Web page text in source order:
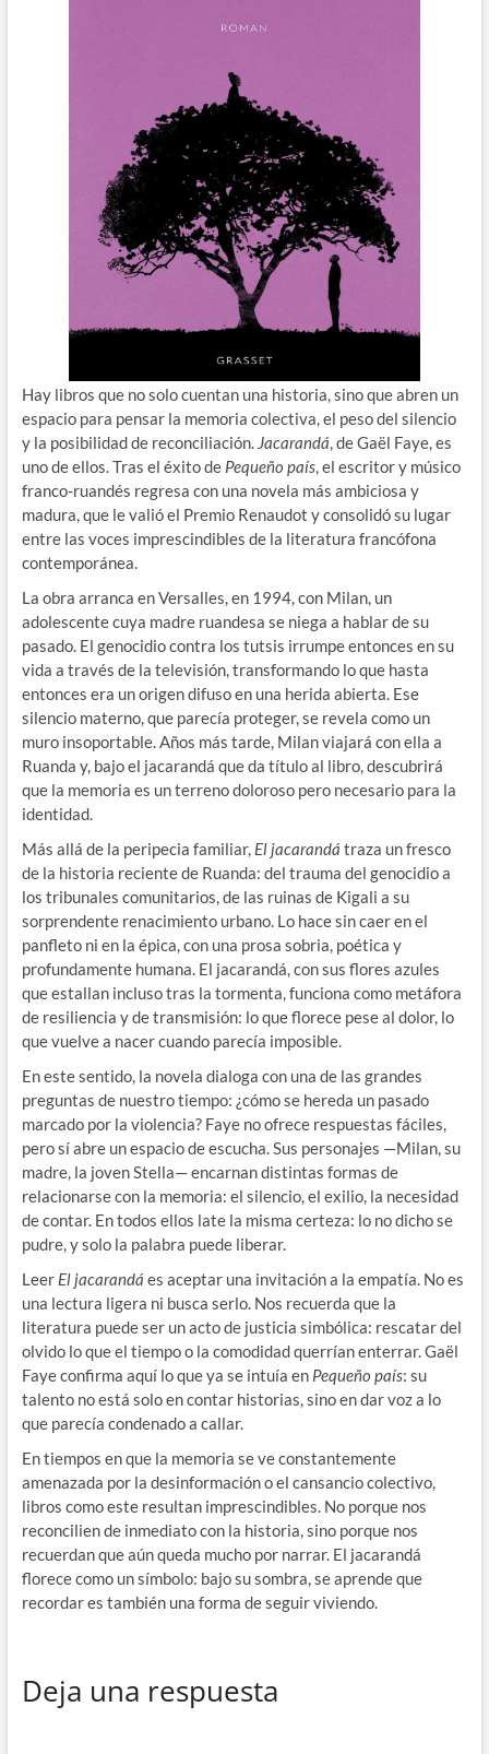
Hay libros que no solo cuentan una historia, sino que abren un
espacio para pensar la memoria colectiva, el peso del silencio
y la posibilidad de reconciliación. Jacarandá, de Gaël Faye, es
uno de ellos. Tras el éxito de Pequeño país, el escritor y músico
franco-ruandés regresa con una novela más ambiciosa y
madura, que le valió el Premio Renaudot y consolidó su lugar
entre las voces imprescindibles de la literatura francófona
contemporánea.
La obra arranca en Versalles, en 1994, con Milan, un
adolescente cuya madre ruandesa se niega a hablar de su
pasado. El genocidio contra los tutsis irrumpe entonces en su
vida a través de la televisión, transformando lo que hasta
entonces era un origen difuso en una herida abierta. Ese
silencio materno, que parecía proteger, se revela como un
muro insoportable. Años más tarde, Milan viajará con ella a
Ruanda y, bajo el jacarandá que da título al libro, descubrirá
que la memoria es un terreno doloroso pero necesario para la
identidad.
Más allá de la peripecia familiar, El jacarandá traza un fresco
de la historia reciente de Ruanda: del trauma del genocidio a
los tribunales comunitarios, de las ruinas de Kigali a su
sorprendente renacimiento urbano. Lo hace sin caer en el
panfleto ni en la épica, con una prosa sobria, poética y
profundamente humana. El jacarandá, con sus flores azules
que estallan incluso tras la tormenta, funciona como metáfora
de resiliencia y de transmisión: lo que florece pese al dolor, lo
que vuelve a nacer cuando parecía imposible.
En este sentido, la novela dialoga con una de las grandes
preguntas de nuestro tiempo: ¿cómo se hereda un pasado
marcado por la violencia? Faye no ofrece respuestas fáciles,
pero sí abre un espacio de escucha. Sus personajes —Milan, su
madre, la joven Stella— encarnan distintas formas de
relacionarse con la memoria: el silencio, el exilio, la necesidad
de contar. En todos ellos late la misma certeza: lo no dicho se
pudre, y solo la palabra puede liberar.
Leer El jacarandá es aceptar una invitación a la empatía. No es
una lectura ligera ni busca serlo. Nos recuerda que la
literatura puede ser un acto de justicia simbólica: rescatar del
olvido lo que el tiempo o la comodidad querrían enterrar. Gaël
Faye confirma aquí lo que ya se intuía en Pequeño país: su
talento no está solo en contar historias, sino en dar voz a lo
que parecía condenado a callar.
En tiempos en que la memoria se ve constantemente
amenazada por la desinformación o el cansancio colectivo,
libros como este resultan imprescindibles. No porque nos
reconcilien de inmediato con la historia, sino porque nos
recuerdan que aún queda mucho por narrar. El jacarandá
florece como un símbolo: bajo su sombra, se aprende que
recordar es también una forma de seguir viviendo.
Deja una respuesta